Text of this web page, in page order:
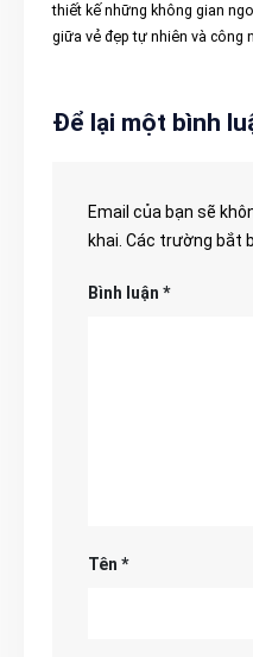
thiết kế những không gian
giữa vẻ đẹp tự nhiên và công
Để lại một bình
Email của bạn sẽ
khai. Các trường bắt
Bình luận *
Tên *